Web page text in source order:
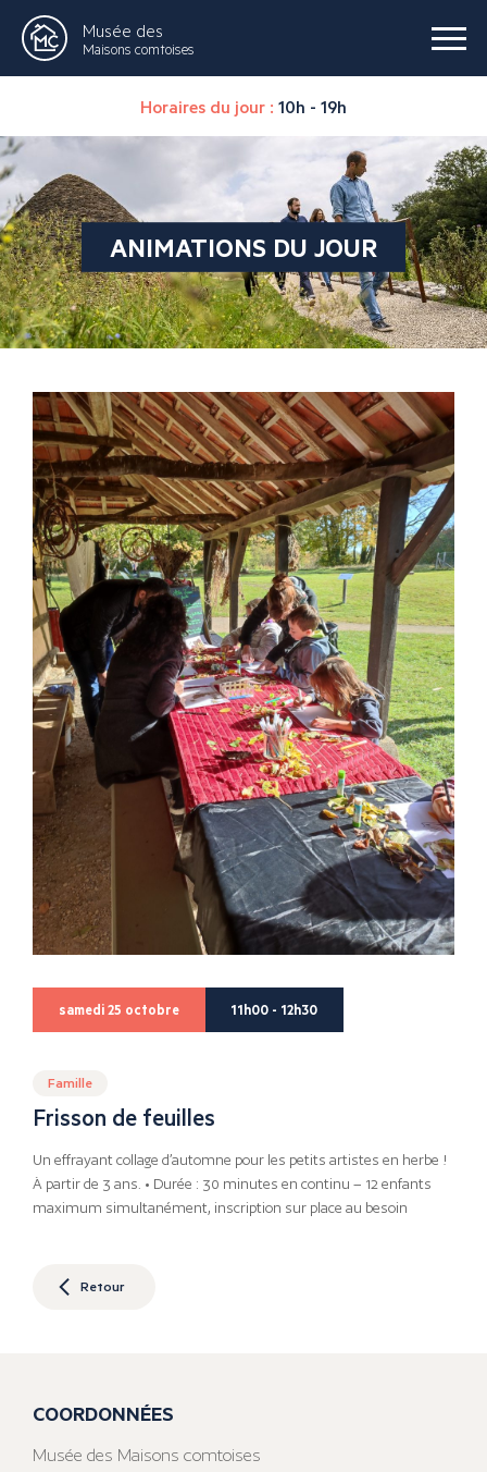
Musée des
Maisons comtoises
Horaires du jour : 10h - 19h
ANIMATIONS DU JOUR
samedi 25 octobre 11h00 - 12h30
Famille
Frisson de feuilles
Un effrayant collage d’automne pour les petits artistes en herbe !
À partir de 3 ans. • Durée : 30 minutes en continu – 12 enfants
maximum simultanément, inscription sur place au besoin
Retour
COORDONNÉES
Musée des Maisons comtoises